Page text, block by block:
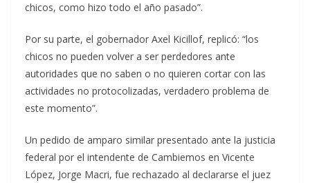
chicos, como hizo todo el año pasado”.
Por su parte, el gobernador Axel Kicillof, replicó: “los
chicos no pueden volver a ser perdedores ante
autoridades que no saben o no quieren cortar con las
actividades no protocolizadas, verdadero problema de
este momento”.
Un pedido de amparo similar presentado ante la justicia
federal por el intendente de Cambiemos en Vicente
López, Jorge Macri, fue rechazado al declararse el juez